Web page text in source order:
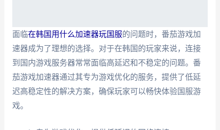
面临在韩国用什么加速器玩国服的问题时，番茄游戏加
速器成为了理想的选择。对于在韩国的玩家来说，连接
到国内游戏服务器常常面临高延迟和不稳定的问题。番
茄游戏加速器通过其专为游戏优化的服务，提供了低延
迟高稳定性的解决方案，确保玩家可以畅快体验国服游
戏。